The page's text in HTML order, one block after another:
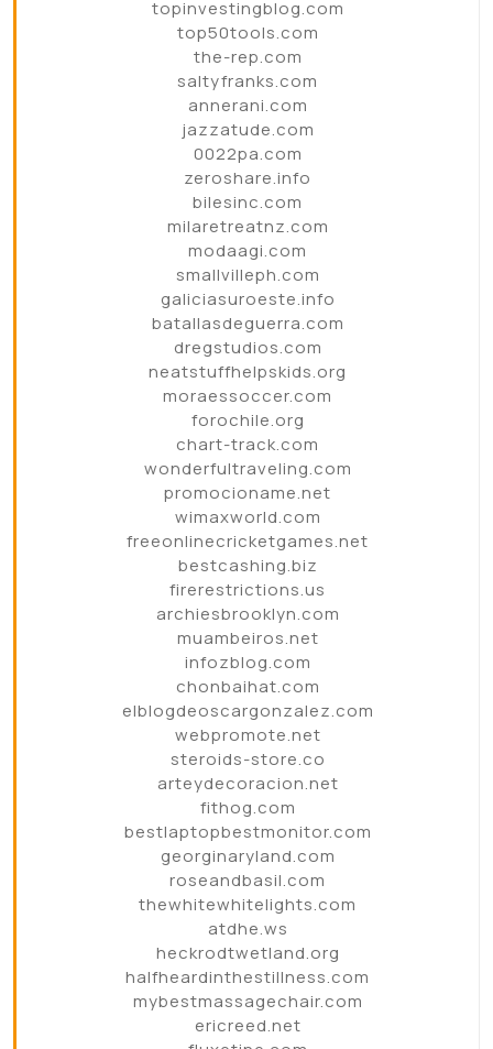
topinvestingblog.com
top50tools.com
the-rep.com
saltyfranks.com
annerani.com
jazzatude.com
0022pa.com
zeroshare.info
bilesinc.com
milaretreatnz.com
modaagi.com
smallvilleph.com
galiciasuroeste.info
batallasdeguerra.com
dregstudios.com
neatstuffhelpskids.org
moraessoccer.com
forochile.org
chart-track.com
wonderfultraveling.com
promocioname.net
wimaxworld.com
freeonlinecricketgames.net
bestcashing.biz
firerestrictions.us
archiesbrooklyn.com
muambeiros.net
infozblog.com
chonbaihat.com
elblogdeoscargonzalez.com
webpromote.net
steroids-store.co
arteydecoracion.net
fithog.com
bestlaptopbestmonitor.com
georginaryland.com
roseandbasil.com
thewhitewhitelights.com
atdhe.ws
heckrodtwetland.org
halfheardinthestillness.com
mybestmassagechair.com
ericreed.net